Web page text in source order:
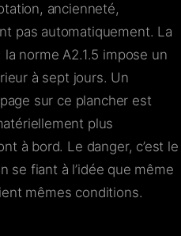
ancienneté,
pas automatiquement. La
la norme A2.1.5 impose un
à sept jours. Un
sur ce plancher est
plus
à bord. Le danger, c’est le
se fiant à l’idée que même
mêmes conditions.